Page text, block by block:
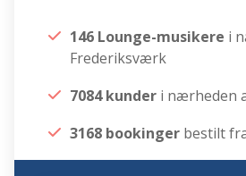
146 Lounge-musikere i
Frederiksværk
7084 kunder i nærheden
3168 bookinger bestilt